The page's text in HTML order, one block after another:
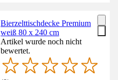
Bierzelttischdecke Premium
weiß 80 x 240 cm
Artikel wurde noch nicht
bewertet.